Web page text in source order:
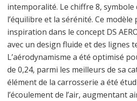
intemporalité. Le chiffre 8, symbole
l’équilibre et la sérénité. Ce modèle
inspiration dans le concept DS
avec un design fluide et des lignes
L’aérodynamisme a été optimisé
de 0,24, parmi les meilleurs de sa
élément de la carrosserie a été
l’écoulement de l’air, augmentant